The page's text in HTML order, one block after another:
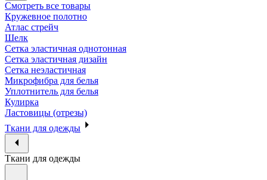
Смотреть все товары
Кружевное полотно
Атлас стрейч
Шелк
Сетка эластичная однотонная
Сетка эластичная дизайн
Сетка неэластичная
Микрофибра для белья
Уплотнитель для белья
Кулирка
Ластовицы (отрезы)
Ткани для одежды
Ткани для одежды